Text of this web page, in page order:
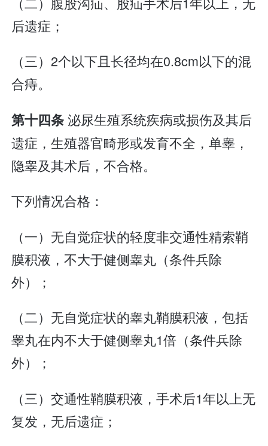
后遗症；
（三）2个以下且长径均在0.8cm以下的混
合痔。
第十四条泌尿生殖系统疾病或损伤及其后
遗症，生殖器官畸形或发育不全，单睾，
隐睾及其术后，不合格。
下列情况合格：
（一）无自觉症状的轻度非交通性精索鞘
膜积液，不大于健侧睾丸（条件兵除
外）；
（二）无自觉症状的睾丸鞘膜积液，包括
睾丸在内不大于健侧睾丸1倍（条件兵除
外）；
（三）交通性鞘膜积液，手术后1年以上无
复发，无后遗症；